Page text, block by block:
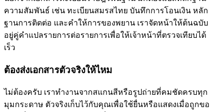
ความสัมพันธ์ เช่น ทะเบียนสมรสไทย บันทึกการโอนเงิน หลัก
ฐานการติดต่อ และคำให้การของพยาน เราจัดหน้าให้ต้นฉบับ
อยู่คู่คำแปลรายการต่อรายการเพื่อให้เจ้าหน้าที่ตรวจเทียบได้
เร็ว
ต้องส่งเอกสารตัวจริงให้ไหม
ไม่ต้องครับ เราทำงานจากสแกนสีหรือรูปถ่ายที่คมชัดครบทุก
มุมกระดาษ ตัวจริงเก็บไว้กับคุณเพื่อใช้ยื่นหรือแสดงเมื่อถูกขอ